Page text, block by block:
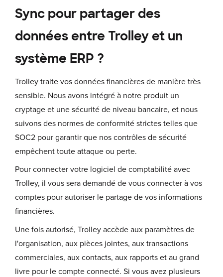
Sync pour partager des
données entre Trolley et un
système ERP ?
Trolley traite vos données financières de manière très
sensible. Nous avons intégré à notre produit un
cryptage et une sécurité de niveau bancaire, et nous
suivons des normes de conformité strictes telles que
SOC2 pour garantir que nos contrôles de sécurité
empêchent toute attaque ou perte.
Pour connecter votre logiciel de comptabilité avec
Trolley, il vous sera demandé de vous connecter à vos
comptes pour autoriser le partage de vos informations
financières.
Une fois autorisé, Trolley accède aux paramètres de
l'organisation, aux pièces jointes, aux transactions
commerciales, aux contacts, aux rapports et au grand
livre pour le compte connecté. Si vous avez plusieurs